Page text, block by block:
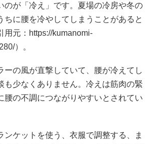
のが「冷え」です。夏場の冷房や冬の
ちに腰を冷やしてしまうことがあると
用元：https://kumanomi-
）。
ーの風が直撃していて、腰が冷えてし
も少なくありません。冷えは筋肉の緊
腰の不調につながりやすいとされてい
ンケットを使う、衣服で調整する、ま